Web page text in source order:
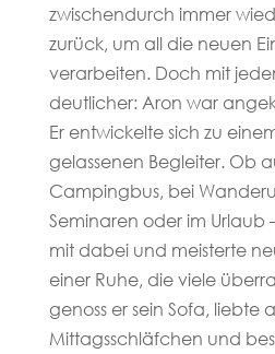
zwischendurch immer
zurück, um all die neuen
verarbeiten. Doch mit
deutlicher: Aron war
Er entwickelte sich zu
gelassenen Begleiter. Ob
Campingbus, bei
Seminaren oder im Urlaub
mit dabei und meisterte
einer Ruhe, die viele
genoss er sein Sofa, liebte
Mittagsschläfchen und